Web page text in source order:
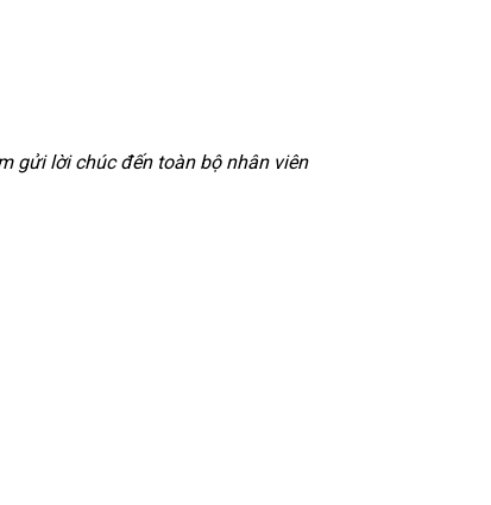
gửi lời chúc đến toàn bộ nhân viên